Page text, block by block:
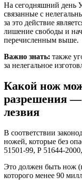
На сегодняшний день
связанные с
за это действие
лишение свободы и
перечисленным выше.
Важно знать: также
за нелегальное
Какой нож
разрешения —
лезвия
В соответствии
ножей, которые без
51501-99, Р 51644-
Это должен быть нож
которого менее 90